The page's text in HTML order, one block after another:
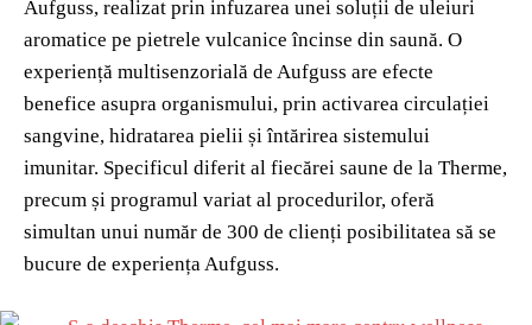
Aufguss, realizat prin infuzarea unei soluții de uleiuri
aromatice pe pietrele vulcanice încinse din saună. O
experiență multisenzorială de Aufguss are efecte
benefice asupra organismului, prin activarea circulației
sangvine, hidratarea pielii și întărirea sistemului
imunitar. Specificul diferit al fiecărei saune de la Therme,
precum și programul variat al procedurilor, oferă
simultan unui număr de 300 de clienți posibilitatea să se
bucure de experiența Aufguss.